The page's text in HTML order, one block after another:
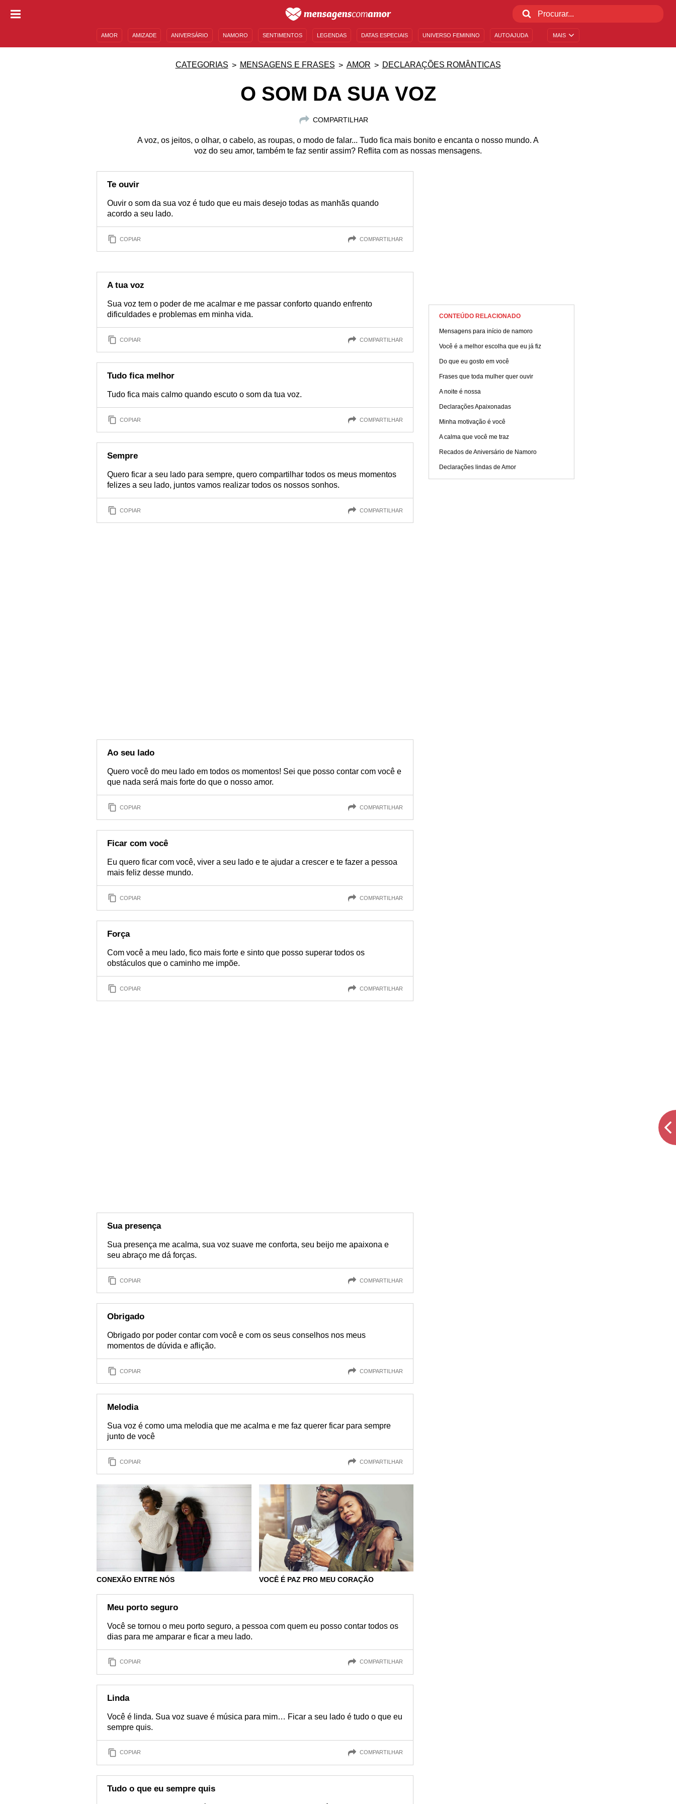
MAIS
AMOR AMIZADE ANIVERSÁRIO NAMORO SENTIMENTOS LEGENDAS DATAS ESPECIAIS UNIVERSO FEMININO AUTOAJUDA
CATEGORIAS MENSAGENS E FRASES AMOR DECLARAÇÕES ROMÂNTICAS
O SOM DA SUA VOZ
COMPARTILHAR
A voz, os jeitos, o olhar, o cabelo, as roupas, o modo de falar... Tudo fica mais bonito e encanta o nosso mundo. A
voz do seu amor, também te faz sentir assim? Reflita com as nossas mensagens.
Te ouvir
Ouvir o som da sua voz é tudo que eu mais desejo todas as manhãs quando
acordo a seu lado.
COPIAR COMPARTILHAR
A tua voz
Sua voz tem o poder de me acalmar e me passar conforto quando enfrento
dificuldades e problemas em minha vida.
COPIAR COMPARTILHAR
Tudo fica melhor
Tudo fica mais calmo quando escuto o som da tua voz.
COPIAR COMPARTILHAR
Sempre
Quero ficar a seu lado para sempre, quero compartilhar todos os meus momentos
felizes a seu lado, juntos vamos realizar todos os nossos sonhos.
COPIAR COMPARTILHAR
Ao seu lado
Quero você do meu lado em todos os momentos! Sei que posso contar com você e
que nada será mais forte do que o nosso amor.
COPIAR COMPARTILHAR
Ficar com você
Eu quero ficar com você, viver a seu lado e te ajudar a crescer e te fazer a pessoa
mais feliz desse mundo.
COPIAR COMPARTILHAR
Força
Com você a meu lado, fico mais forte e sinto que posso superar todos os
obstáculos que o caminho me impõe.
COPIAR COMPARTILHAR
Sua presença
Sua presença me acalma, sua voz suave me conforta, seu beijo me apaixona e
seu abraço me dá forças.
COPIAR COMPARTILHAR
Obrigado
Obrigado por poder contar com você e com os seus conselhos nos meus
momentos de dúvida e aflição.
COPIAR COMPARTILHAR
Melodia
Sua voz é como uma melodia que me acalma e me faz querer ficar para sempre
junto de você
COPIAR COMPARTILHAR
CONEXÃO ENTRE NÓS VOCÊ É PAZ PRO MEU CORAÇÃO
Meu porto seguro
Você se tornou o meu porto seguro, a pessoa com quem eu posso contar todos os
dias para me amparar e ficar a meu lado.
COPIAR COMPARTILHAR
Linda
Você é linda. Sua voz suave é música para mim… Ficar a seu lado é tudo o que eu
sempre quis.
COPIAR COMPARTILHAR
Tudo o que eu sempre quis
CONTEÚDO RELACIONADO
Mensagens para início de namoro
Você é a melhor escolha que eu já fiz
Do que eu gosto em você
Frases que toda mulher quer ouvir
A noite é nossa
Declarações Apaixonadas
Minha motivação é você
A calma que você me traz
Recados de Aniversário de Namoro
Declarações lindas de Amor